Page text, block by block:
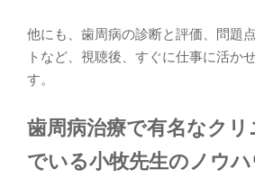
他にも、歯周病の診断と評価、問題
トなど、視聴後、すぐに仕事に活か
す。
歯周病治療で有名なク
でいる小牧先生のノウ